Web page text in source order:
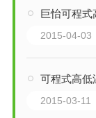
巨怡可程式
2015-04-03
可程式高低
2015-03-11